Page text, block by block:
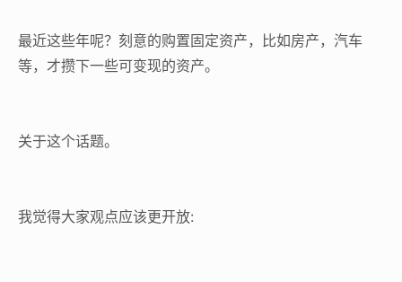
最近这些年呢？刻意的购置固定资产，比如房产，汽车
等，才攒下一些可变现的资产。
关于这个话题。
我觉得大家观点应该更开放: